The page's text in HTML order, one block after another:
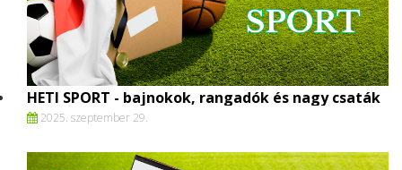
HETI SPORT - bajnokok, rangadók és nagy csaták
2025. szeptember 29.